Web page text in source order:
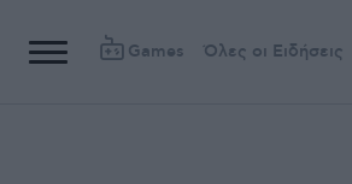
Games Όλες οι Ειδήσεις